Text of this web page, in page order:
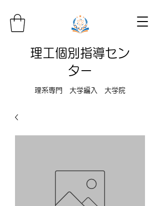
理工個別指導セン
ター
理系専門 大学編入 大学院